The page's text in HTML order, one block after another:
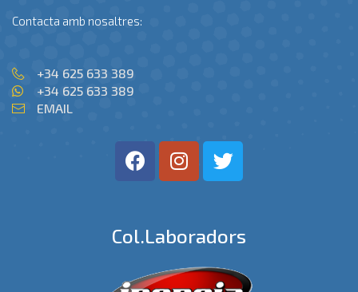
Contacta amb nosaltres:
+34 625 633 389
+34 625 633 389
EMAIL
Col.laboradors